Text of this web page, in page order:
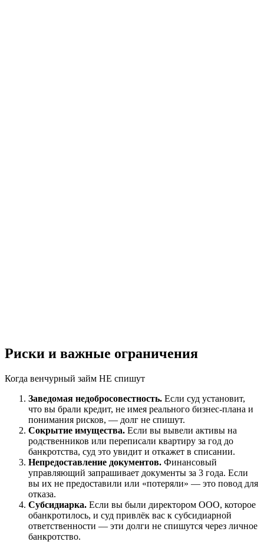
Риски и важные ограничения
Когда венчурный займ НЕ спишут
Заведомая недобросовестность. Если суд установит,
что вы брали кредит, не имея реального бизнес-плана и
понимания рисков, — долг не спишут.
Сокрытие имущества. Если вы вывели активы на
родственников или переписали квартиру за год до
банкротства, суд это увидит и откажет в списании.
Непредоставление документов. Финансовый
управляющий запрашивает документы за 3 года. Если
вы их не предоставили или «потеряли» — это повод для
отказа.
Субсидиарка. Если вы были директором ООО, которое
обанкротилось, и суд привлёк вас к субсидиарной
ответственности — эти долги не спишутся через личное
банкротство.